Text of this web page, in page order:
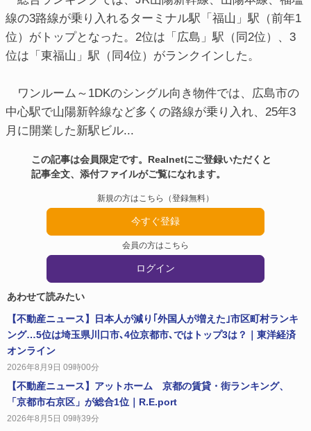
線の3路線が乗り入れるターミナル駅「福山」駅（前年1
位）がトップとなった。2位は「広島」駅（同2位）、3
位は「東福山」駅（同4位）がランクインした。
ワンルーム～1DKのシングル向き物件では、広島市の
中心駅で山陽新幹線など多くの路線が乗り入れ、25年3
月に開業した新駅ビル...
この記事は会員限定です。Realnetにご登録いただくと
記事全文、添付ファイルがご覧になれます。
新規の方はこちら（登録無料）
今すぐ登録
会員の方はこちら
ログイン
あわせて読みたい
【不動産ニュース】日本人が減り｢外国人が増えた｣市区町村ランキ
ング…5位は埼玉県川口市､4位京都市､ではトップ3は？｜東洋経済
オンライン
2026年8月9日 09時00分
【不動産ニュース】アットホーム 京都の賃貸・街ランキング、
「京都市右京区」が総合1位｜R.E.port
2026年8月5日 09時39分